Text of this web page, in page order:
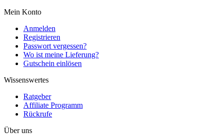
Mein Konto
Anmelden
Registrieren
Passwort vergessen?
Wo ist meine Lieferung?
Gutschein einlösen
Wissenswertes
Ratgeber
Affiliate Programm
Rückrufe
Über uns